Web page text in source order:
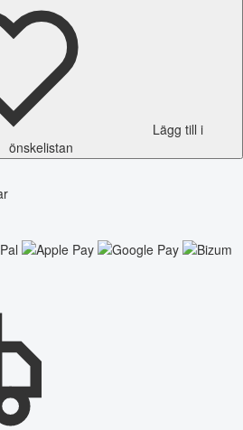
Lägg till i
önskelistan